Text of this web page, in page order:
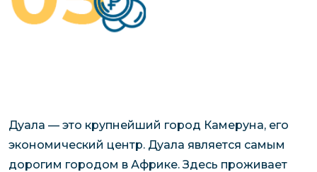
Дуала — это крупнейший город Камеруна, его
экономический центр. Дуала является самым
дорогим городом в Африке. Здесь проживает